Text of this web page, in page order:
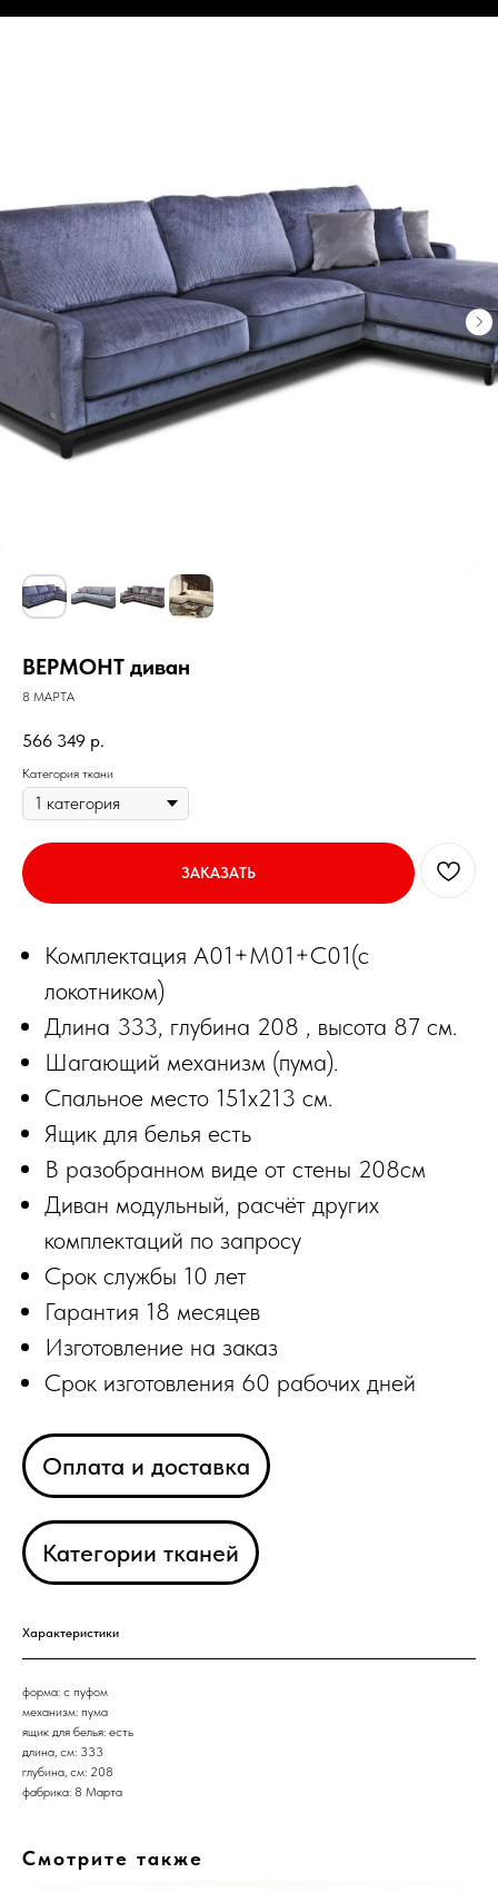
ВЕРМОНТ диван
8 МАРТА
566 349 р.
Категория ткани
ЗАКАЗАТЬ
Комплектация А01+М01+С01(с
локотником)
Длина 333, глубина 208 , высота 87 см.
Шагающий механизм (пума).
Спальное место 151х213 см.
Ящик для белья есть
В разобранном виде от стены 208см
Диван модульный, расчёт других
комплектаций по запросу
Срок службы 10 лет
Гарантия 18 месяцев
Изготовление на заказ
Срок изготовления 60 рабочих дней
Оплата и доставка
Категории тканей
Характеристики
форма: с пуфом
механизм: пума
ящик для белья: есть
длина, см: 333
глубина, см: 208
фабрика: 8 Марта
Смотрите также